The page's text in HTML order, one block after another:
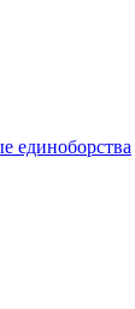
единоборства